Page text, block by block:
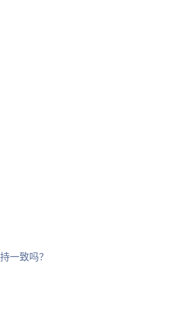
一致吗？